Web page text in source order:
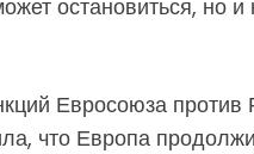
остановиться, но
Евросоюза против
что Европа